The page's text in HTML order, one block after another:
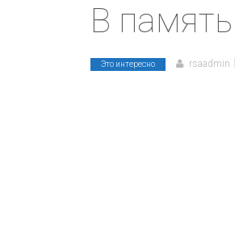
В
Это интересно rsaadmin